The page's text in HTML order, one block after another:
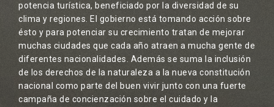
potencia turística, beneficiado por la diversidad de su
clima y regiones. El gobierno está tomando acción sobre
ésto y para potenciar su crecimiento tratan de mejorar
muchas ciudades que cada año atraen a mucha gente de
diferentes nacionalidades. Además se suma la inclusión
de los derechos de la naturaleza a la nueva constitución
nacional como parte del buen vivir junto con una fuerte
campaña de concienzación sobre el cuidado y la